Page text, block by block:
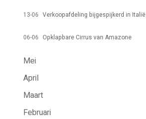
13-06 Verkoopafdeling bijgespijkerd in Italië
06-06 Opklapbare Cirrus van Amazone
Mei
April
Maart
Februari